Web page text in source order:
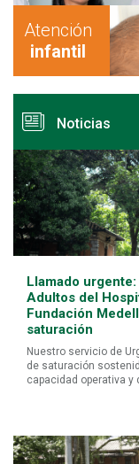
Atención
infantil
Hospitalización
Noticias
Llamado
Adultos del
Fundación
saturación
Nuestro servicio de
de saturación
capacidad operativa y